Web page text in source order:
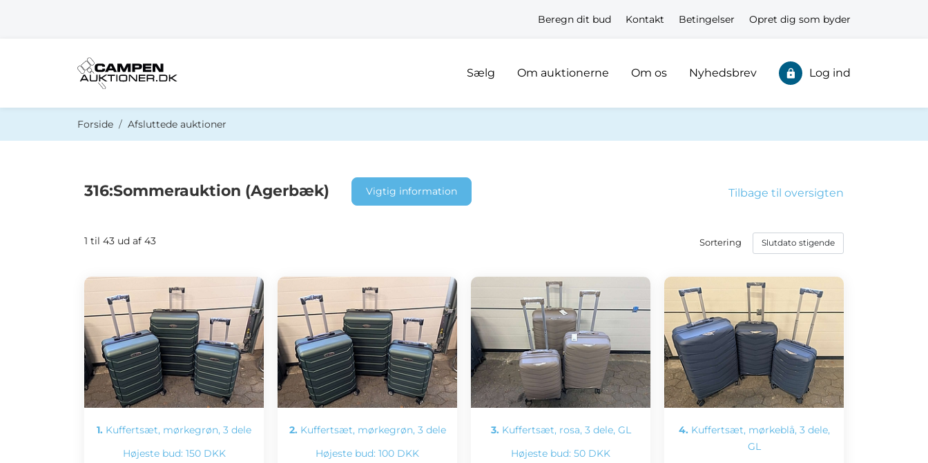
Beregn dit bud Kontakt Betingelser Opret dig som byder
Sælg Om auktionerne Om os Nyhedsbrev Log ind
Forside Afsluttede auktioner
Tilbage til oversigten
316:Sommerauktion (Agerbæk) Vigtig information
1 til 43 ud af 43 Sortering
1. Kuffertsæt, mørkegrøn, 3 dele
Højeste bud: 150 DKK
2. Kuffertsæt, mørkegrøn, 3 dele
Højeste bud: 100 DKK
3. Kuffertsæt, rosa, 3 dele, GL
Højeste bud: 50 DKK
4. Kuffertsæt, mørkeblå, 3 dele,
GL